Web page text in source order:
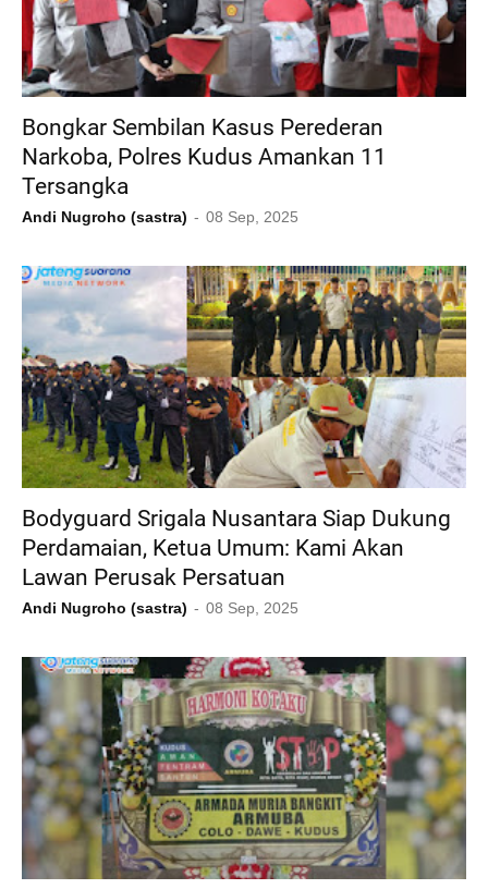
Bongkar Sembilan Kasus Perederan
Narkoba, Polres Kudus Amankan 11
Tersangka
Andi Nugroho (sastra) 08 Sep, 2025
Bodyguard Srigala Nusantara Siap Dukung
Perdamaian, Ketua Umum: Kami Akan
Lawan Perusak Persatuan
Andi Nugroho (sastra) 08 Sep, 2025